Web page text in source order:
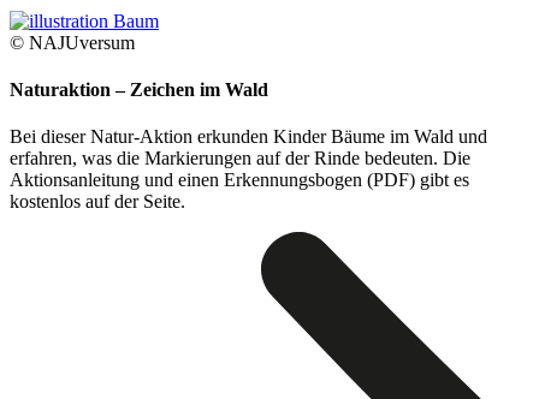
© NAJUversum
Naturaktion – Zeichen im Wald
Bei dieser Natur-Aktion erkunden Kinder Bäume im Wald und
erfahren, was die Markierungen auf der Rinde bedeuten. Die
Aktionsanleitung und einen Erkennungsbogen (PDF) gibt es
kostenlos auf der Seite.